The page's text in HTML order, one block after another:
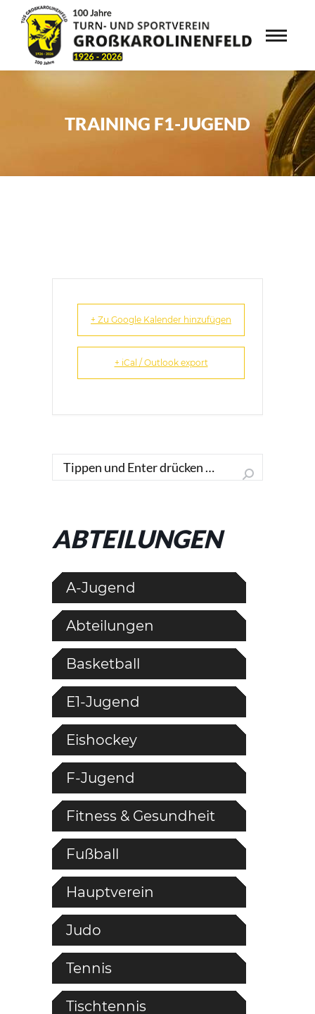
TRAINING F1-JUGEND
+ Zu Google Kalender hinzufügen
+ iCal / Outlook export
Search:
ABTEILUNGEN
A-Jugend
Abteilungen
Basketball
E1-Jugend
Eishockey
F-Jugend
Fitness & Gesundheit
Fußball
Hauptverein
Judo
Tennis
Tischtennis